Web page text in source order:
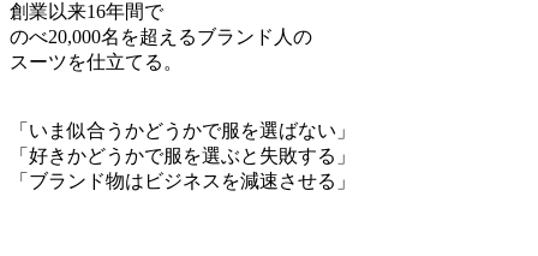
創業以来16年間で
のべ20,000名を超えるブランド人の
スーツを仕立てる。
「いま似合うかどうかで服を選ばない」
「好きかどうかで服を選ぶと失敗する」
「ブランド物はビジネスを減速させる」